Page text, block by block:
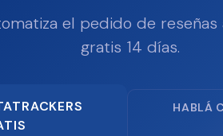
el pedido de
gratis 14 días.
HABLÁ